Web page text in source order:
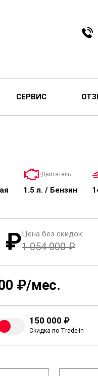
СЕРВИС
!Двигатель:
1.5 л. / Бензин
₽Цена без скидок:
1 054 000 ₽
₽/мес.
150 000 ₽
Скидка по Trade-in